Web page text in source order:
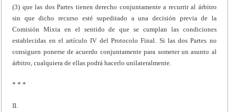
(3) que las dos Partes tienen derecho conjuntamente a recurrir al árbitro
sin que dicho recurso esté supeditado a una decisión previa de la
Comisión Mixta en el sentido de que se cumplan las condiciones
establecidas en el artículo IV del Protocolo Final. Si las dos Partes no
consiguen ponerse de acuerdo conjuntamente para someter un asunto al
árbitro, cualquiera de ellas podrá hacerlo unilateralmente.
* * *
II.